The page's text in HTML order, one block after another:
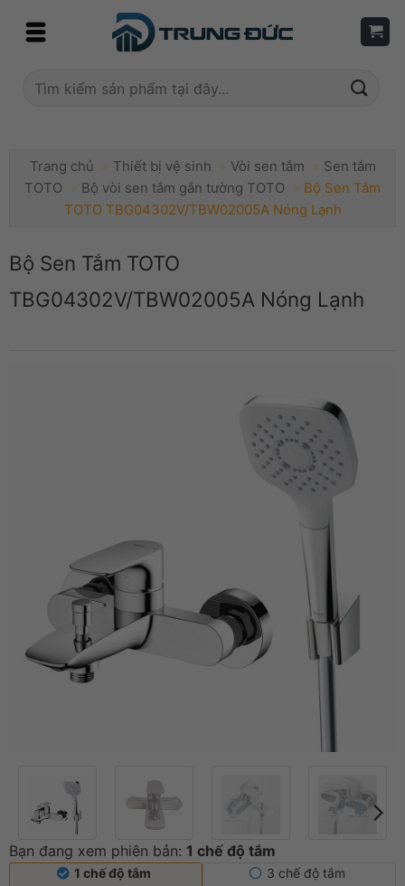
Tìm
Trang chủ » Thiết bị vệ sinh » Vòi sen tắm » Sen tắm
TOTO » Bộ vòi sen tắm gắn tường TOTO » Bộ Sen Tắm
TOTO TBG04302V/TBW02005A Nóng Lạnh
Bộ Sen Tắm TOTO
TBG04302V/TBW02005A Nóng Lạnh
Bạn đang xem phiên bản: 1 chế độ tắm
1 chế độ tắm
3 chế độ tắm
Bộ Sen Tắm TOTO TBG04302V/